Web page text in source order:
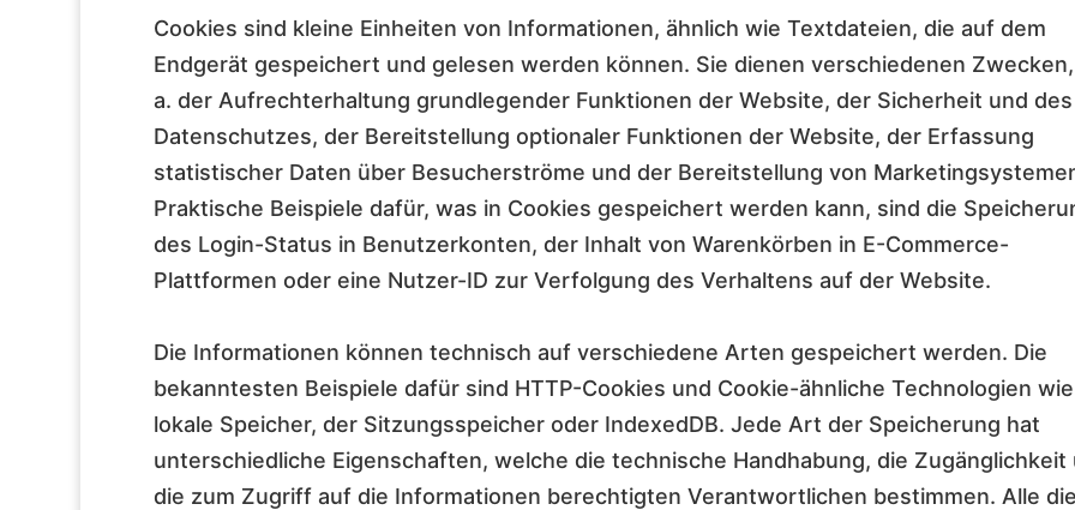
Cookies sind kleine Einheiten von Informationen, ähnlich wie Textdateien, die auf dem
Endgerät gespeichert und gelesen werden können. Sie dienen verschiedenen
a. der Aufrechterhaltung grundlegender Funktionen der Website, der Sicherheit und des
Datenschutzes, der Bereitstellung optionaler Funktionen der Website, der Erfassung
statistischer Daten über Besucherströme und der Bereitstellung von
Praktische Beispiele dafür, was in Cookies gespeichert werden kann, sind die
des Login-Status in Benutzerkonten, der Inhalt von Warenkörben in E-Commerce-
Plattformen oder eine Nutzer-ID zur Verfolgung des Verhaltens auf der Website.
Die Informationen können technisch auf verschiedene Arten gespeichert werden. Die
bekanntesten Beispiele dafür sind HTTP-Cookies und Cookie-ähnliche Technologien
lokale Speicher, der Sitzungsspeicher oder IndexedDB. Jede Art der Speicherung hat
unterschiedliche Eigenschaften, welche die technische Handhabung, die Zugänglichkeit
die zum Zugriff auf die Informationen berechtigten Verantwortlichen bestimmen. Alle